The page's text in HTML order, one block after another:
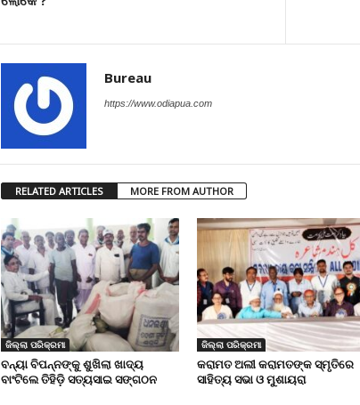
Bureau
https://www.odiapua.com
RELATED ARTICLES MORE FROM AUTHOR
ଜିଲ୍ଲା ପରିକ୍ରମା
ବନ୍ୟା ବିପନ୍ନଙ୍କୁ ଶୁଖିଲା ଖାଦ୍ୟ
ବାଂଟିଲେ ତିହିଡି଼ ସତ୍ୟସାଇ ସଙ୍ଗଠନ
ଜିଲ୍ଲା ପରିକ୍ରମା
କରାମତ ଅଲୀ କରାମତଙ୍କ ସ୍ମୃତିରେ
ସାହିତ୍ୟ ସଭା ଓ ମୁଶାୟରା